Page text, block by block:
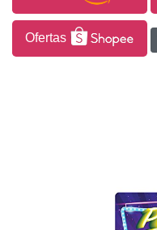
Ofertas